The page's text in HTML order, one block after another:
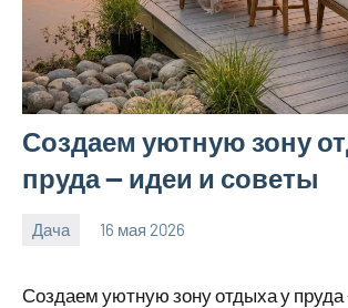
Создаем уютную зону
пруда — идеи и советы
Дача 16 мая 2026
calvinken_co
Создаем уютную зону отдыха у